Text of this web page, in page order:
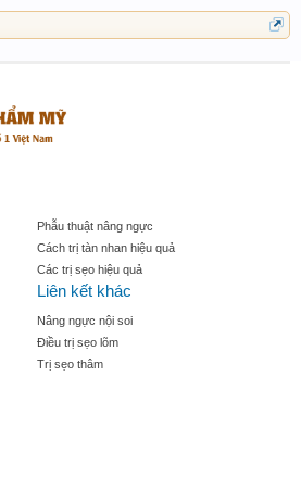
Phẫu thuật nâng ngực
Cách trị tàn nhan hiệu quả
Các trị sẹo hiệu quả
Liên kết khác
Nâng ngực nội soi
Điều trị sẹo lõm
Trị sẹo thâm